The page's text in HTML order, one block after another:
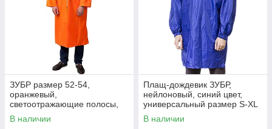
ЗУБР размер 52-54,
оранжевый,
светоотражающие полосы,
плащ-дождевик 11617-52
Профессионал
В наличии
Плащ-дождевик ЗУБР,
нейлоновый, синий цвет,
универсальный размер S-XL
(11615)
В наличии